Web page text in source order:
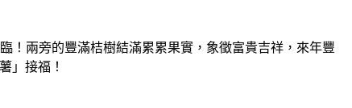
！兩旁的豐滿桔樹結滿累累果實，象徵富貴吉祥，來年豐
」接福！